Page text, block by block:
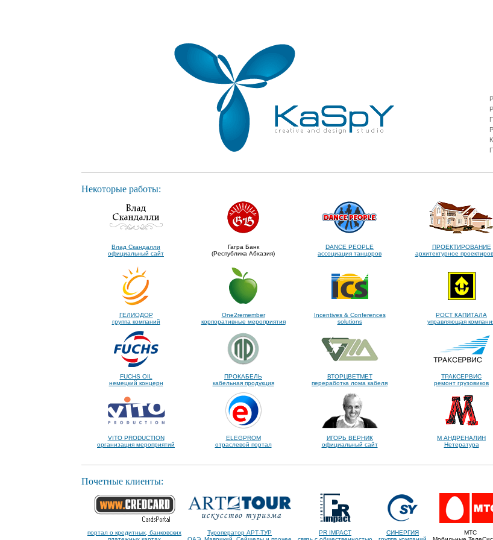
Некоторые работы:
Влад Скандалли
официальный сайт
Гагра Банк
(Республика Абхазия)
DANCE PEOPLE
ассоциация танцоров
ПРОЕКТИРОВАНИЕ
архитектурное
ГЕЛИОДОР
группа компаний
One2remember
корпоративные мероприятия
Incentives & Сonferences
solutions
РОСТ КАПИТАЛА
управляющая
FUCHS OIL
немецкий концерн
ПРОКАБЕЛЬ
кабельная продукция
ВТОРЦВЕТМЕТ
переработка лома кабеля
ТРАКСЕРВИС
ремонт грузовиков
VITO PRODUCTION
организация мероприятий
ELEGPROM
отраслевой портал
ИГОРЬ ВЕРНИК
официальный сайт
М АНДРЕНАЛИН
Нетература
Почетные клиенты:
портал о кредитных, банковских
Туроператор АРТ-ТУР
PR IMPACT
СИНЕРГИЯ
МТС